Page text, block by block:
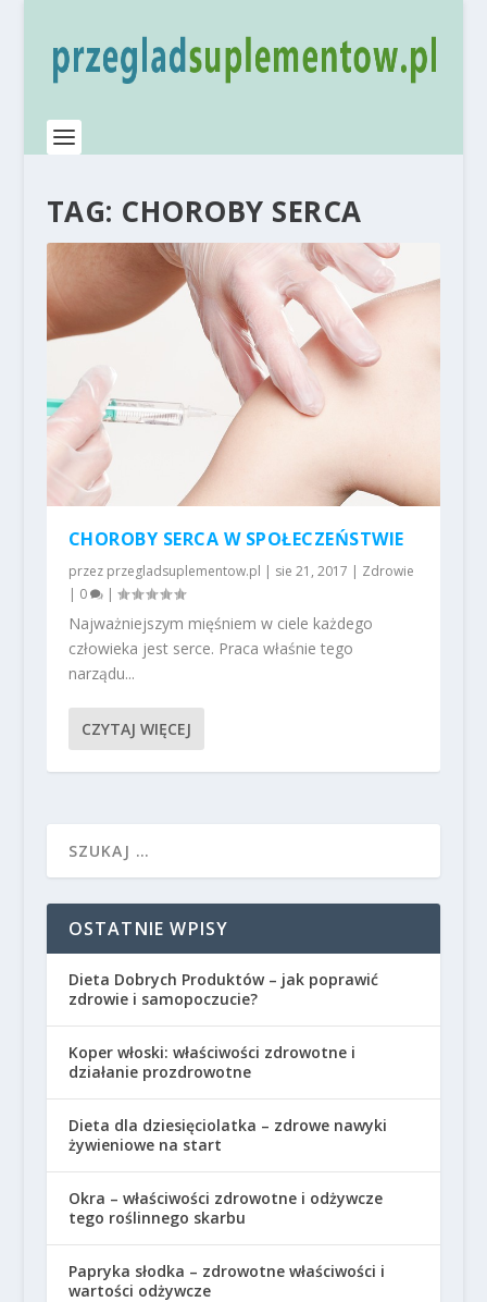
TAG: CHOROBY SERCA
CHOROBY SERCA W SPOŁECZEŃSTWIE
przez przegladsuplementow.pl | sie 21, 2017 | Zdrowie
| 0 |
Najważniejszym mięśniem w ciele każdego
człowieka jest serce. Praca właśnie tego
narządu...
CZYTAJ WIĘCEJ
OSTATNIE WPISY
Dieta Dobrych Produktów – jak poprawić
zdrowie i samopoczucie?
Koper włoski: właściwości zdrowotne i
działanie prozdrowotne
Dieta dla dziesięciolatka – zdrowe nawyki
żywieniowe na start
Okra – właściwości zdrowotne i odżywcze
tego roślinnego skarbu
Papryka słodka – zdrowotne właściwości i
wartości odżywcze